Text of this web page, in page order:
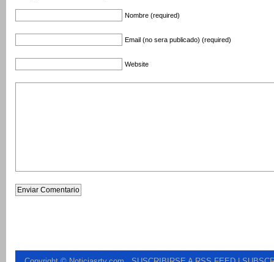
Nombre (required)
Email (no sera publicado) (required)
Website